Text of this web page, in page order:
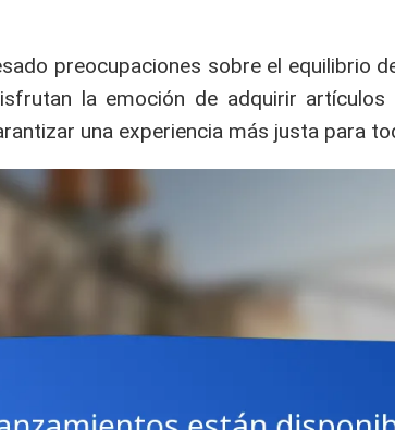
preocupaciones sobre el equilibrio
la emoción de adquirir
una experiencia más justa para